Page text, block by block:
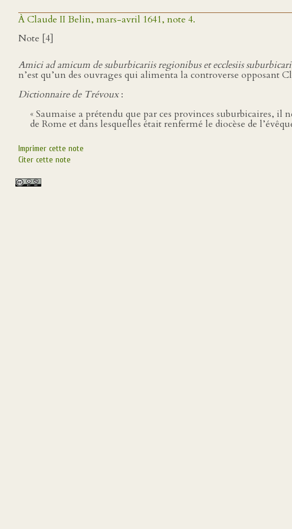
À Claude II Belin, mars-avril 1641, note 4.
Note [4]
Amici ad amicum de suburbicariis regionibus et ecclesiis
n’est qu’un des ouvrages qui alimenta la controverse opposant
Dictionnaire de Trévoux:
« Saumaise a prétendu que par ces provinces suburbicaires,
de Rome et dans lesquelles était renfermé le diocèse de
Imprimer cette note
Citer cette note